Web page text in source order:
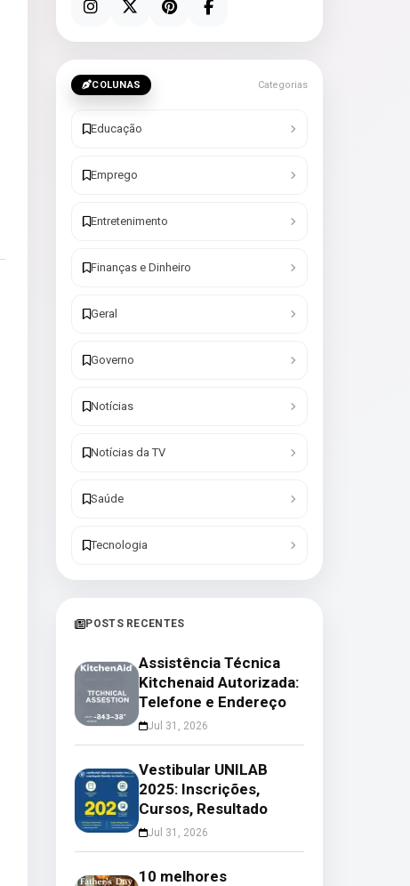
COLUNAS Categorias
Educação
Emprego
Entretenimento
Finanças e Dinheiro
Geral
Governo
Notícias
Notícias da TV
Saúde
Tecnologia
POSTS RECENTES
Assistência Técnica
Kitchenaid Autorizada:
Telefone e Endereço
Jul 31, 2026
Vestibular UNILAB
2025: Inscrições,
Cursos, Resultado
Jul 31, 2026
10 melhores